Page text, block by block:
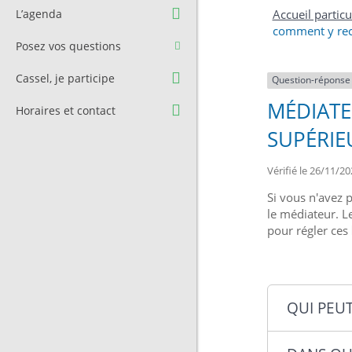
municipale
Contact et Accès
Cimetière
L’agenda
Posez vos questions
Cassel, je participe
Horaires et contact
Accueil
comment y
Question-réponse
Vérifié le 26/11/
Si vous n'avez
le médiateur.
pour régler
QUI